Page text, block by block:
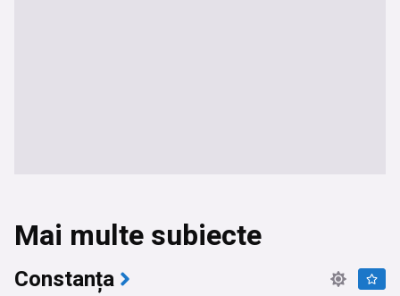
Mai multe subiecte
Constanța